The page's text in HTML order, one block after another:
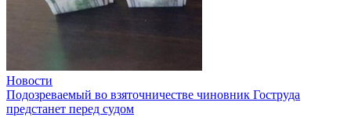
Новости
Подозреваемый во взяточничестве чиновник Гоструда
предстанет перед судом